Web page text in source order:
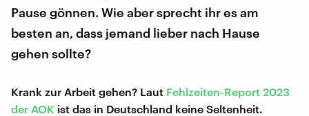
Pause gönnen. Wie aber sprecht ihr es am
besten an, dass jemand lieber nach Hause
gehen sollte?
Krank zur Arbeit gehen? Laut Fehlzeiten-Report 2023
der AOK ist das in Deutschland keine Seltenheit.